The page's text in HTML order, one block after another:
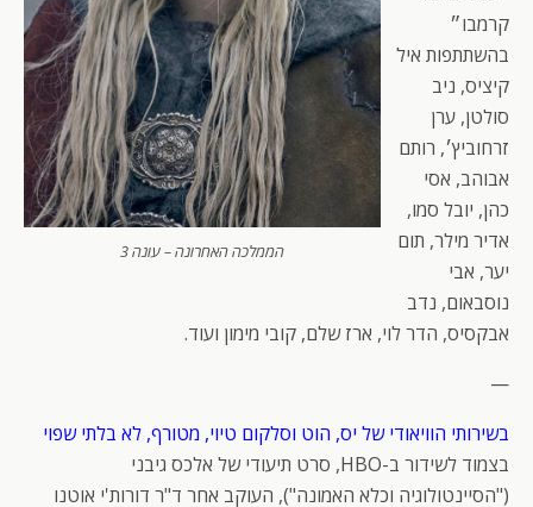
הממלכה האחרונה – עונה 3
קרמבו״
בהשתתפות איל
קיציס, ניב
סולטן, ערן
זרחוביץ׳, רותם
אבוהב, אסי
כהן, יובל סמו,
אדיר מילר, תום
יער, אבי
נוסבאום, נדב
אבקסיס, הדר לוי, ארז שלם, קובי מימון ועוד.
—
בשירותי הוויאודי של יס, הוט וסלקום טיוי, מטורף, לא בלתי שפוי
בצמוד לשידור ב-HBO, סרט תיעודי של אלכס גיבני
("הסיינטולוגיה וכלא האמונה"), העוקב אחר ד"ר דורות'י אוטנו